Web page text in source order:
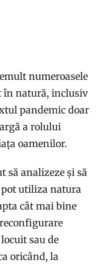
numeroasele
în natură, inclusiv
pandemic doar
a rolului
oamenilor.
să analizeze și să
utiliza natura
cât mai bine
sau de
oricând, la